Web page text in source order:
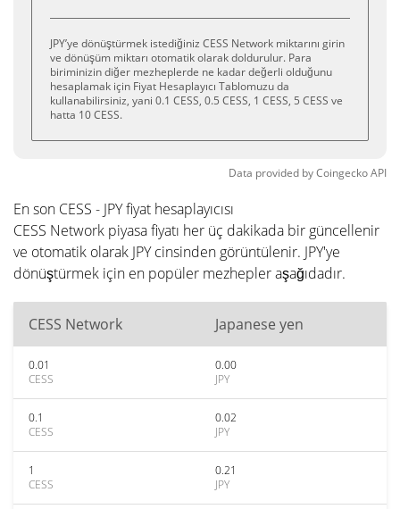
JPY’ye dönüştürmek istediğiniz CESS Network miktarını girin
ve dönüşüm miktarı otomatik olarak doldurulur. Para
biriminizin diğer mezheplerde ne kadar değerli olduğunu
hesaplamak için Fiyat Hesaplayıcı Tablomuzu da
kullanabilirsiniz, yani 0.1 CESS, 0.5 CESS, 1 CESS, 5 CESS ve
hatta 10 CESS.
Data provided byCoingeckoAPI
En son CESS - JPY fiyat hesaplayıcısı
CESS Network piyasa fiyatı her üç dakikada bir güncellenir
ve otomatik olarak JPY cinsinden görüntülenir. JPY'ye
dönüştürmek için en popüler mezhepler aşağıdadır.
CESS Network Japanese yen
0.01
CESS
0.00
JPY
0.1
CESS
0.02
JPY
1
CESS
0.21
JPY